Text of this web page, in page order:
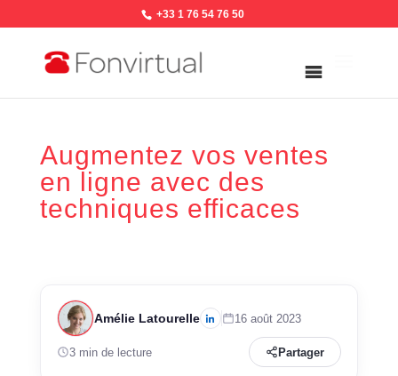
+33 1 76 54 76 50
Augmentez vos ventes
en ligne avec des
techniques efficaces
Amélie Latourelle 16 août 2023
3 min de lecture Partager